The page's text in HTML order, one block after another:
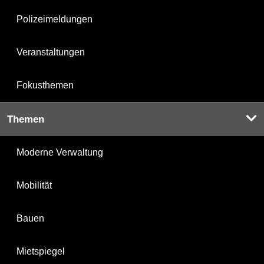
Polizeimeldungen
Veranstaltungen
Fokusthemen
Themen
Moderne Verwaltung
Mobilität
Bauen
Mietspiegel